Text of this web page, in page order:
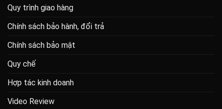
Quy trình giao hàng
Chính sách bảo hành, đổi trả
Chính sách bảo mật
Quy chế
Hợp tác kinh doanh
Video Review